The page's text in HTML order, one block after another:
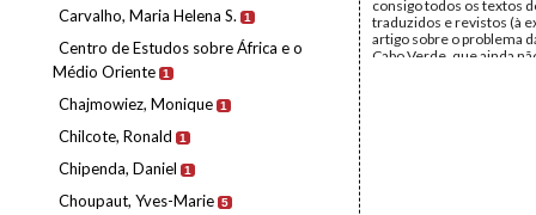
Carvalho, Maria Helena S. 1
Centro de Estudos sobre África e o
Médio Oriente 1
Chajmowiez, Monique 1
Chilcote, Ronald 1
Chipenda, Daniel 1
Choupaut, Yves-Marie 5
consigo todos os textos
traduzidos e revistos (à
artigo sobre o problema
Cabo Verde, que ainda